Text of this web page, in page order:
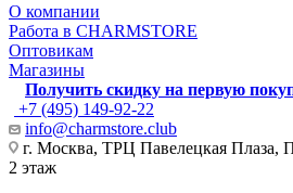
О компании
Работа в CHARMSTORE
Оптовикам
Магазины
Получить скидку на первую
+7 (495) 149-92-22
info@charmstore.club
г. Москва, ТРЦ Павелецкая Плаза,
2 этаж